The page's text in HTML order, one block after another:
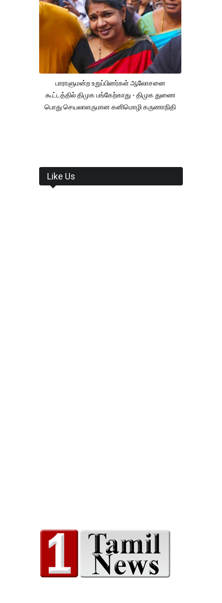
பாராளுமன்ற உறுப்பினர்கள் ஆலோசனை
கூட்டத்தில் திமுக பங்கேற்காது - திமுக துணை
பொது செயலாளருமான கனிமொழி கருணாநிதி
Like Us